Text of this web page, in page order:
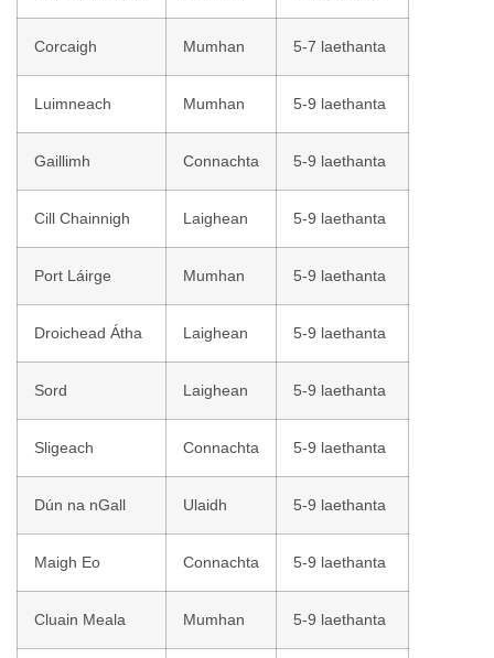
Corcaigh Mumhan 5-7 laethanta
Luimneach Mumhan 5-9 laethanta
Gaillimh Connachta 5-9 laethanta
Cill Chainnigh Laighean 5-9 laethanta
Port Láirge Mumhan 5-9 laethanta
Droichead Átha Laighean 5-9 laethanta
Sord Laighean 5-9 laethanta
Sligeach Connachta 5-9 laethanta
Dún na nGall Ulaidh 5-9 laethanta
Maigh Eo Connachta 5-9 laethanta
Cluain Meala Mumhan 5-9 laethanta